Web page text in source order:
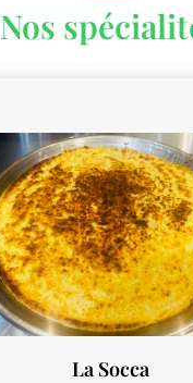
Nos
La Socca